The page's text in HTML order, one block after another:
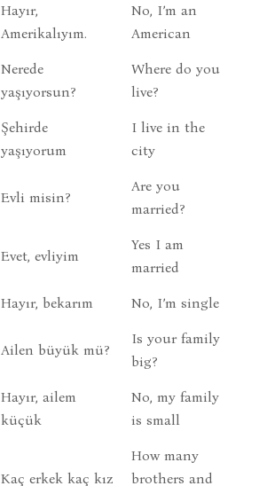
Hayır,
Amerikalıyım.
No, I’m an
American
Nerede
yaşıyorsun?
Where do you
live?
Şehirde
yaşıyorum
I live in the
city
Evli misin?
Are you
married?
Evet, evliyim
Yes I am
married
Hayır, bekarım No, I’m single
Ailen büyük mü?
Is your family
big?
Hayır, ailem
küçük
No, my family
is small
Kaç erkek kaç kız
How many
brothers and